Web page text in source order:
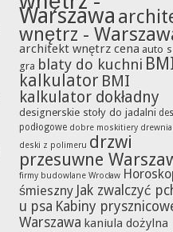
Warszawa
wnętrz -
architekt wnętrz cena auto
gra blaty do kuchni
kalkulator BMI
kalkulator dokładny
designerskie stoły do jadalni
podłogowe dobre moskitiery
deski z polimeru drzwi
przesuwne
firmy budowlane Wrocław
śmieszny Jak zwalczyć
u psa Kabiny
Warszawa kaniula dożylna